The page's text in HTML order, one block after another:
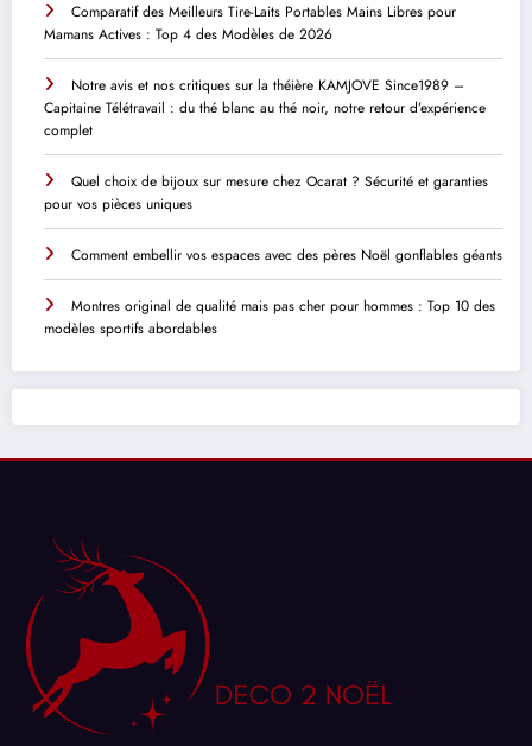
Comparatif des Meilleurs Tire-Laits Portables Mains Libres pour
Mamans Actives : Top 4 des Modèles de 2026
Notre avis et nos critiques sur la théière KAMJOVE Since1989 –
Capitaine Télétravail : du thé blanc au thé noir, notre retour d’expérience
complet
Quel choix de bijoux sur mesure chez Ocarat ? Sécurité et garanties
pour vos pièces uniques
Comment embellir vos espaces avec des pères Noël gonflables géants
Montres original de qualité mais pas cher pour hommes : Top 10 des
modèles sportifs abordables